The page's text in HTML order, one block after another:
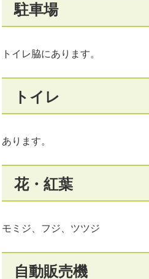
駐車場
トイレ脇にあります。
トイレ
あります。
花・紅葉
モミジ、フジ、ツツジ
自動販売機